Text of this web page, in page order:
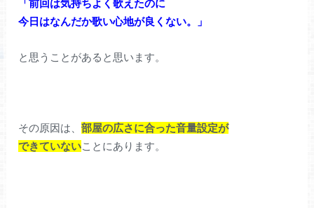
「前回は気持ちよく歌えたのに
今日はなんだか歌い心地が良くない。」
と思うことがあると思います。
その原因は、部屋の広さに合った音量設定が
できていないことにあります。